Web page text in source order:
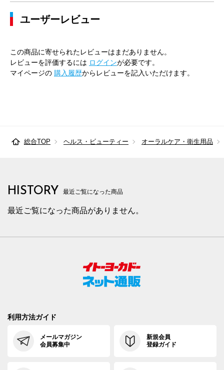
ユーザーレビュー
この商品に寄せられたレビューはまだありません。
レビューを評価するには ログインが必要です。
マイページの 購入履歴からレビューを記入いただけます。
総合TOP ヘルス・ビューティー オーラルケア・衛生用品
HISTORY 最近ご覧になった商品
最近ご覧になった商品がありません。
利用方法ガイド
メールマガジン
会員募集中
新規会員
登録ガイド